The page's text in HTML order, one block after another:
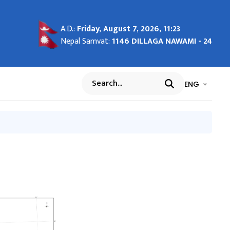
A.D.: Friday, August 7, 2026, 11:23
Nepal Samvat:1146 DILLAGA NAWAMI - 24
Search भाषा चयन
ENG